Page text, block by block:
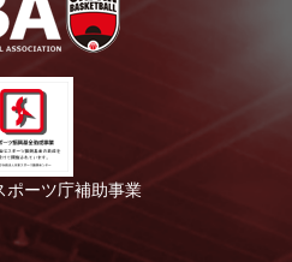
ポーツ庁補助事業